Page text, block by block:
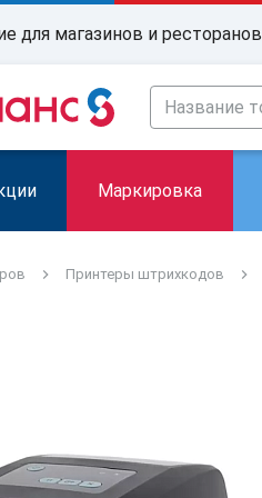
для магазинов и ресторанов
Маркировка
Принтеры штрихкодов